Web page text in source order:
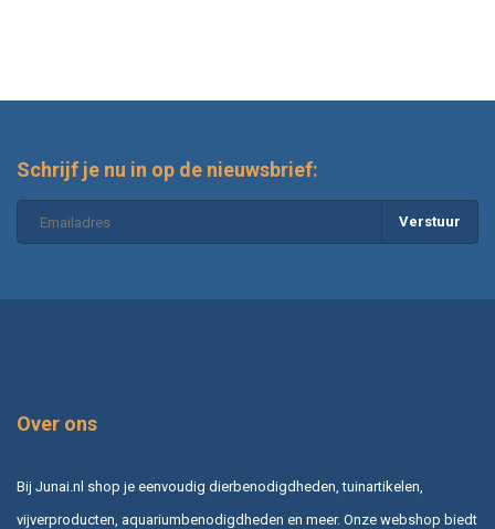
Schrijf je nu in op de nieuwsbrief:
Verstuur
Over ons
Bij Junai.nl shop je eenvoudig dierbenodigdheden, tuinartikelen,
vijverproducten, aquariumbenodigdheden en meer. Onze webshop biedt